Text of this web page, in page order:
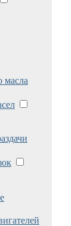
масла